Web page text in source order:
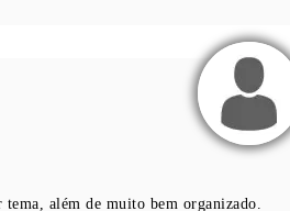
além de muito bem organizado.